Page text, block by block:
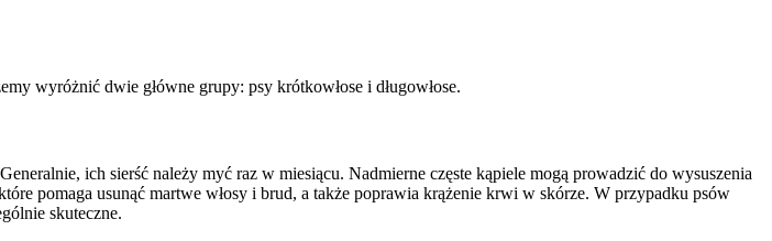
wyróżnić dwie główne grupy: psy krótkowłose i długowłose.
ich sierść należy myć raz w miesiącu. Nadmierne częste kąpiele mogą prowadzić do wysuszenia
pomaga usunąć martwe włosy i brud, a także poprawia krążenie krwi w skórze. W przypadku psów
skuteczne.